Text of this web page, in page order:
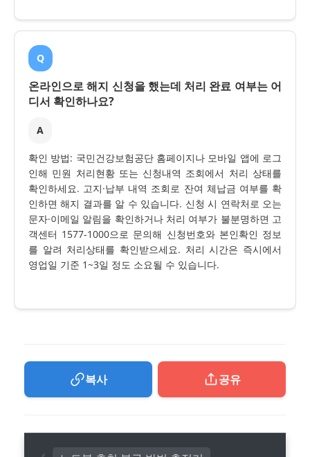
Q
온라인으로 해지 신청을 했는데 처리 완료 여부는 어
디서 확인하나요?
A
확인 방법: 국민건강보험공단 홈페이지나 모바일 앱에 로그
인해 민원 처리현황 또는 신청내역 조회에서 처리 상태를
확인하세요. 고지·납부 내역 조회로 잔여 체납금 여부를 확
인하면 해지 결과를 알 수 있습니다. 신청 시 연락처로 오는
문자·이메일 알림을 확인하거나 처리 여부가 불분명하면 고
객센터 1577-1000으로 문의해 신청번호와 본인확인 정보
를 알려 처리상태를 확인받으세요. 처리 시간은 즉시에서
영업일 기준 1~3일 정도 소요될 수 있습니다.
복사 공유